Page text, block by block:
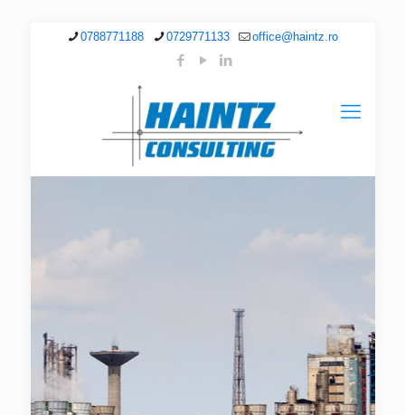
0788771188 0729771133 office@haintz.ro